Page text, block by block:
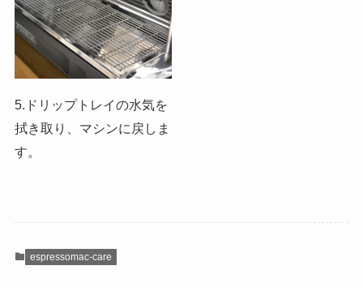
5.ドリップトレイの水気を
拭き取り、マシンに戻しま
す。
espressomac-care